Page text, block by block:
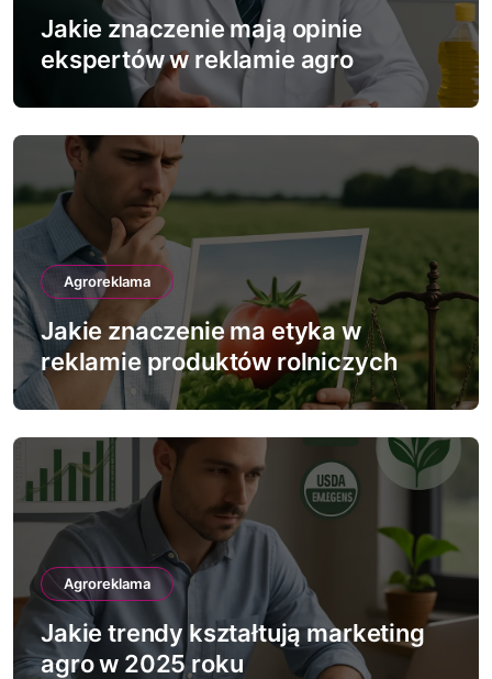
i
s
u
Jakie znaczenie mają opinie
ekspertów w reklamie agro
Agroreklama
Jakie znaczenie ma etyka w
reklamie produktów rolniczych
Agroreklama
Jakie trendy kształtują marketing
agro w 2025 roku